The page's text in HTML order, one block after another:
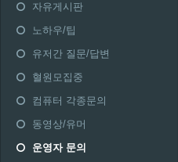
자유게시판
노하우/팁
유저간 질문/답변
혈원모집중
컴퓨터 각종문의
동영상/유머
운영자 문의